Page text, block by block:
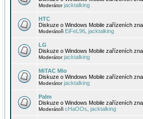
Moderátorjacktalking
HTC
Diskuze o Windows Mobile zařízeních
Moderátoři EiFeL96 jacktalking
LG
Diskuze o Windows Mobile zařízeních
Moderátorjacktalking
MiTAC Mio
Diskuze o Windows Mobile zařízeních
Moderátorjacktalking
Palm
Diskuze o Windows Mobile zařízeních
Moderátoři cHaOOs jacktalking